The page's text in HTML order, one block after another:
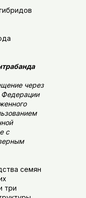
через
Федерации
с
семян
три